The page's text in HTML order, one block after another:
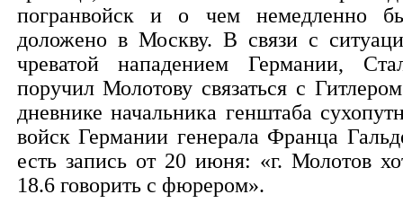
погранвойск и о чем немедленно
доложено в Москву. В связи с
чреватой нападением Германии,
поручил Молотову связаться с
дневнике начальника генштаба
войск Германии генерала Франца
есть запись от 20 июня: «г. Молотов
18.6 говорить с фюрером».